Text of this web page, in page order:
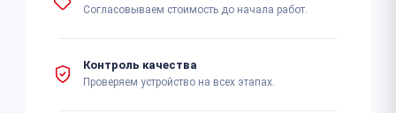
Согласовываем стоимость до начала работ.
Контроль качества
Проверяем устройство на всех этапах.